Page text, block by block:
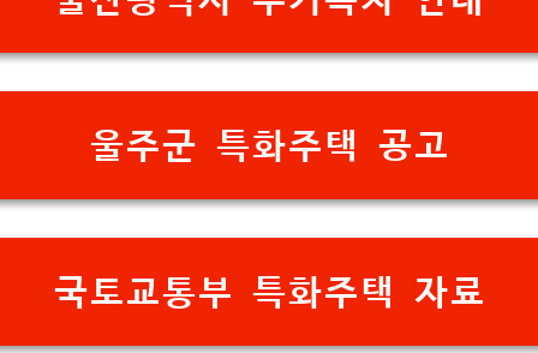
울주군 특화주택 공고
국토교통부 특화주택 자료